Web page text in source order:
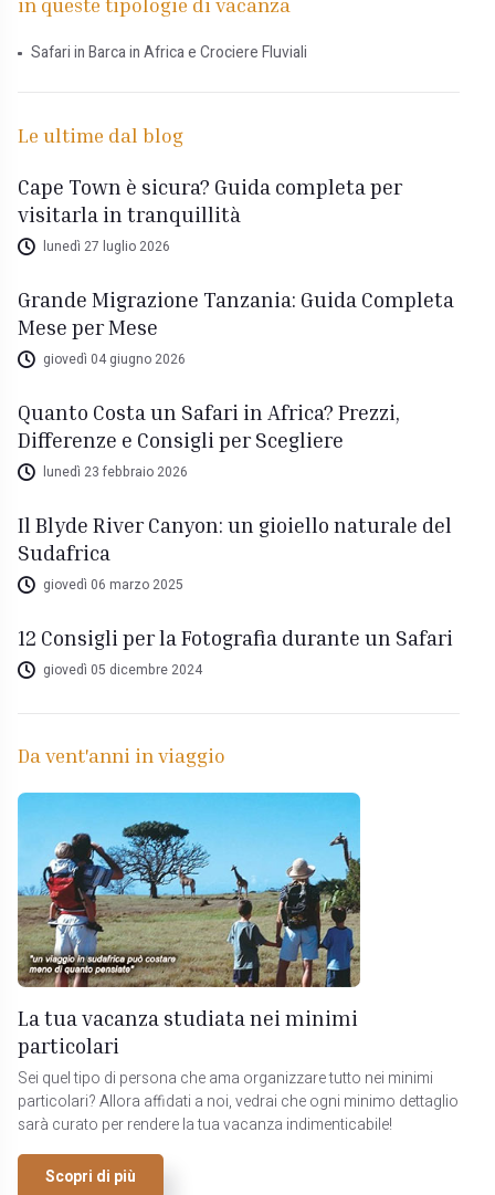
Safari in Barca in Africa e Crociere Fluviali
Le ultime dal blog
Cape Town è sicura? Guida completa per
visitarla in tranquillità
lunedì 27 luglio 2026
Grande Migrazione Tanzania: Guida Completa
Mese per Mese
giovedì 04 giugno 2026
Quanto Costa un Safari in Africa? Prezzi,
Differenze e Consigli per Scegliere
lunedì 23 febbraio 2026
Il Blyde River Canyon: un gioiello naturale del
Sudafrica
giovedì 06 marzo 2025
12 Consigli per la Fotografia durante un Safari
giovedì 05 dicembre 2024
Da vent'anni in viaggio
La tua vacanza studiata nei minimi
particolari
Sei quel tipo di persona che ama organizzare tutto nei minimi
particolari? Allora affidati a noi, vedrai che ogni minimo dettaglio
sarà curato per rendere la tua vacanza indimenticabile!
Scopri di più